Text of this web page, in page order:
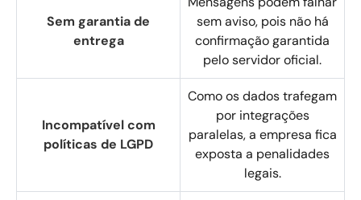
Sem garantia de
entrega
sem aviso, pois não há
confirmação garantida
pelo servidor oficial.
Incompatível com
políticas de LGPD
Como os dados trafegam
por integrações
paralelas, a empresa fica
exposta a penalidades
legais.